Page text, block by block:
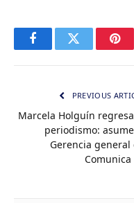
FacebookTwitter
PREVIOUS
Marcela Holguín
periodismo:
Gerencia general
Comunica